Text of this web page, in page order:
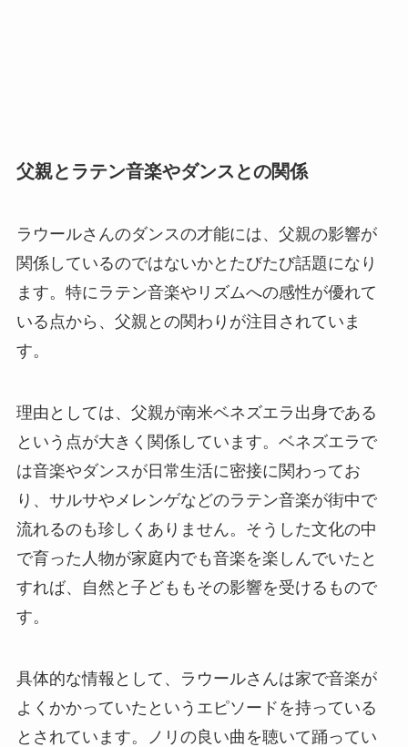
父親とラテン音楽やダンスとの関係
ラウールさんのダンスの才能には、父親の影響が
関係しているのではないかとたびたび話題になり
ます。特にラテン音楽やリズムへの感性が優れて
いる点から、父親との関わりが注目されていま
す。
理由としては、父親が南米ベネズエラ出身である
という点が大きく関係しています。ベネズエラで
は音楽やダンスが日常生活に密接に関わってお
り、サルサやメレンゲなどのラテン音楽が街中で
流れるのも珍しくありません。そうした文化の中
で育った人物が家庭内でも音楽を楽しんでいたと
すれば、自然と子どももその影響を受けるもので
す。
具体的な情報として、ラウールさんは家で音楽が
よくかかっていたというエピソードを持っている
とされています。ノリの良い曲を聴いて踊ってい